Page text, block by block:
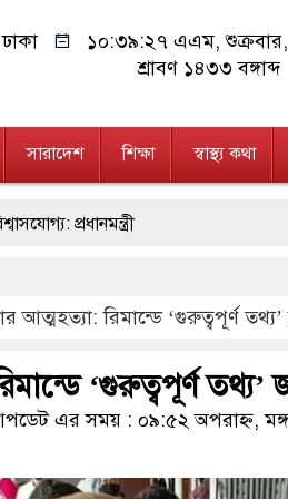
ঢাকা ১০:৩৯:২৮ এএম,
শ্রাবণ ১৪৩৩ বঙ্গাব্দ
সারাদেশ শিক্ষা স্বাস্থ্য কথা
মডেল থানার অভিযানে ৯০ বোতল
সময় বেনজীরের প্রত্যাবর্তন
ইমনের কাছে মিলল ভারতীয় আধার
চার শিশু আটক
আত্মহত্যা: রিমান্ডে ‘গুরুত্বপূর্ণ
‘গুরুত্বপূর্ণ
এর সময় : ০৯:৫২ অপরাহ্ন,